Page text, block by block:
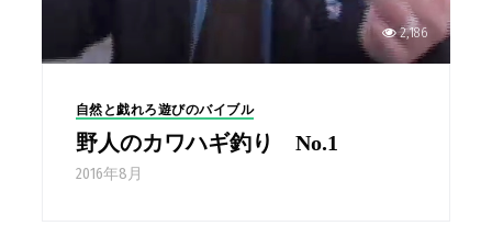
2,186
自然と戯れろ遊びのバイブル
野人のカワハギ釣り No.1
2016年8月